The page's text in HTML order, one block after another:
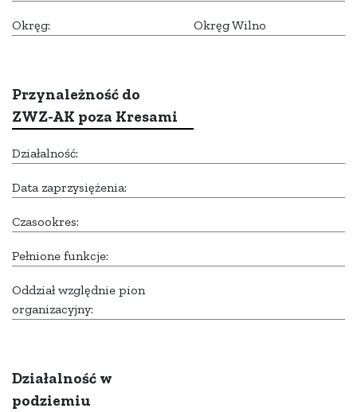
Okręg: Okręg Wilno
Przynależność do
ZWZ-AK poza Kresami
Działalność:
Data zaprzysiężenia:
Czasookres:
Pełnione funkcje:
Oddział względnie pion
organizacyjny:
Działalność w
podziemiu